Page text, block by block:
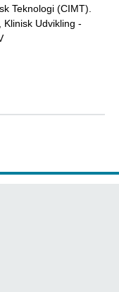
Teknologi (CIMT).
Udvikling -